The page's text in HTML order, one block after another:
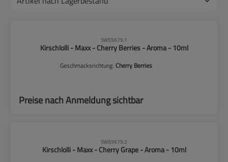
SW55679.1
Kirschlolli - Maxx - Cherry Berries - Aroma - 10ml
Geschmacksrichtung:Cherry Berries
Preise nach Anmeldung sichtbar
SW55679.2
Kirschlolli - Maxx - Cherry Grape - Aroma - 10ml